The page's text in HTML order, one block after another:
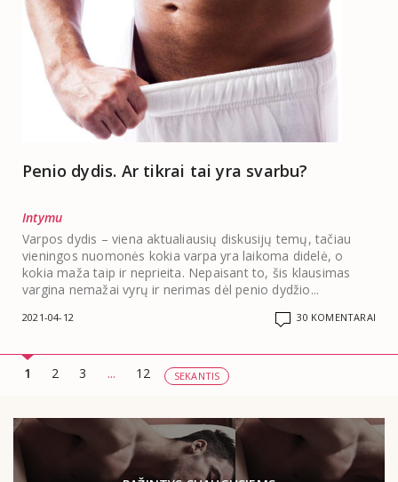
Penio dydis. Ar tikrai tai yra svarbu?
Intymu
Varpos dydis – viena aktualiausių diskusijų temų, tačiau
vieningos nuomonės kokia varpa yra laikoma didelė, o
kokia maža taip ir neprieita. Nepaisant to, šis klausimas
vargina nemažai vyrų ir nerimas dėl penio dydžio...
2021-04-12 30 KOMENTARAI
1 2 3 ... 12 SEKANTIS